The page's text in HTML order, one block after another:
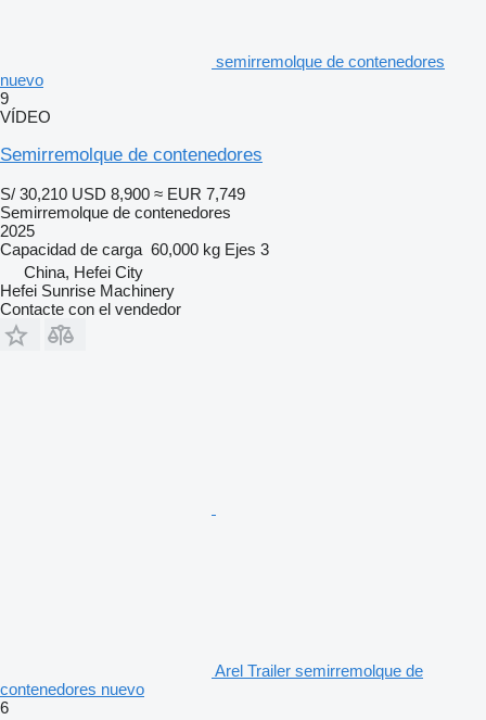
semirremolque de contenedores
nuevo
9
VÍDEO
Semirremolque de contenedores
S/ 30,210 USD 8,900 ≈ EUR 7,749
Semirremolque de contenedores
2025
Capacidad de carga 60,000 kg Ejes 3
China, Hefei City
Hefei Sunrise Machinery
Contacte con el vendedor
Arel Trailer semirremolque de
contenedores nuevo
6